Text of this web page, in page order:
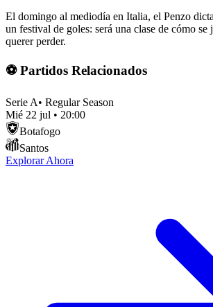
El domingo al mediodía en Italia, el Penzo
un festival de goles: será una clase de cómo se
querer perder.
⚽ Partidos Relacionados
Serie A• Regular Season
Mié 22 jul • 20:00
Botafogo
Santos
Explorar Ahora